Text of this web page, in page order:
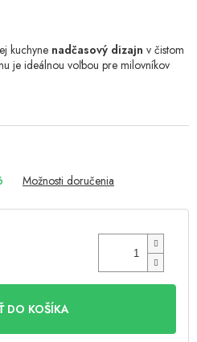
Možnosti doručenia
DO KOŠÍKA
kuchyne nadčasový dizajn v čistom
je ideálnou voľbou pre milovníkov